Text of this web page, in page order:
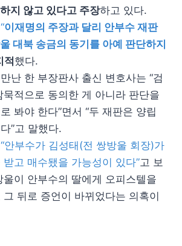
지 않고 있다고 주장하고 있다.
“이재명의 주장과 달리 안부수 재판
대북 송금의 동기를 아예 판단하지
적했다.
난 한 부장판사 출신 변호사는 “검
묵적으로 동의한 게 아니라 판단을
봐야 한다”면서 “두 재판은 양립
”고 말했다.
“안부수가 김성태(전 쌍방울 회장)가
받고 매수됐을 가능성이 있다”고 보
울이 안부수의 딸에게 오피스텔을
그 뒤로 증언이 바뀌었다는 의혹이